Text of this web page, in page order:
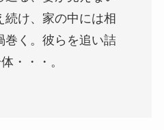
続け、家の中には相
巻く。彼らを追い詰
・・・。